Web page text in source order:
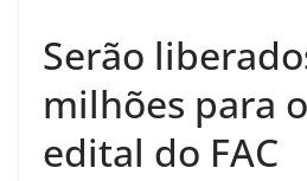
Serão
milhões para
edital do FAC